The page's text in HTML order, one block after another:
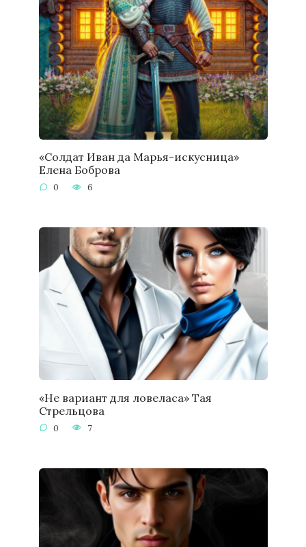
«Солдат Иван да Марья-искусница»
Елена Боброва
0 6
«Не вариант для ловеласа» Тая
Стрельцова
0 7